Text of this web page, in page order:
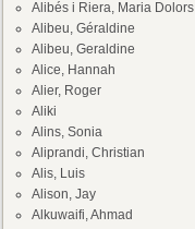
Alibés i Riera, Maria Dolors
Alibeu, Géraldine
Alibeu, Geraldine
Alice, Hannah
Alier, Roger
Aliki
Alins, Sonia
Aliprandi, Christian
Alis, Luis
Alison, Jay
Alkuwaifi, Ahmad